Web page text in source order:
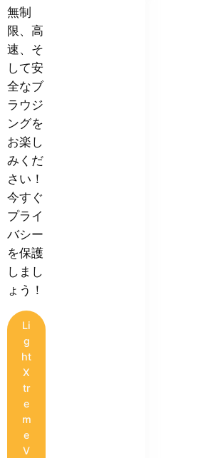
無制
限、高
速、そ
して安
全なブ
ラウジ
ングを
お楽し
みくだ
さい！
今すぐ
プライ
バシー
を保護
しまし
ょう！
Li
g
ht
X
tr
e
m
e
V